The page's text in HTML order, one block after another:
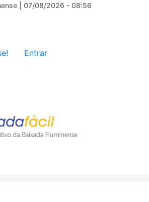
| 07/08/2026 - 08:56
Entrar